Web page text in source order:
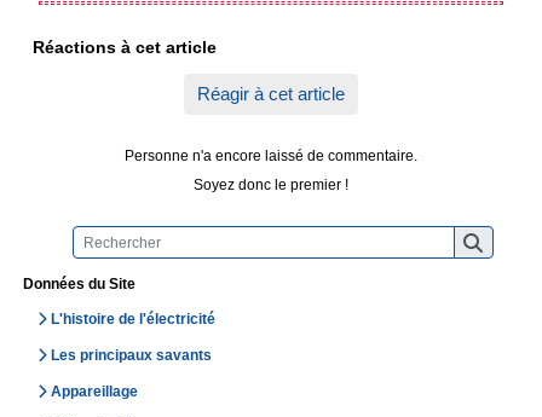
Données du Site
L'histoire de l'électricité
Les principaux savants
Appareillage
Réactions à cet article
Réagir à cet article
Personne n'a encore laissé de commentaire.
Soyez donc le premier !